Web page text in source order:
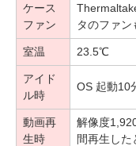
ケース
ファン
タのファン
室温 23.5℃
アイド
ル時
OS 起動10
動画再
生時
解像度
間再生した